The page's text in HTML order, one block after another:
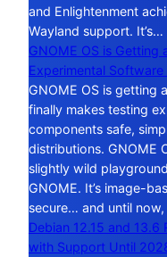
and Enlightenment
Wayland support.
GNOME OS is Getting
Experimental
GNOME OS is getting
finally makes testing
components safe,
distributions. GNOME
slightly wild
GNOME. It’s image-
secure… and until
Debian 12.15 and 13.6
with Support Until